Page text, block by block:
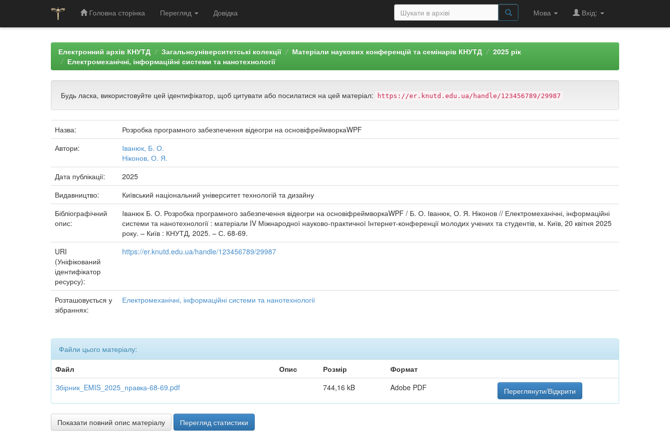
Головна сторінка Перегляд Довідка Мова Вхід:
Електронний архів КНУТД Загальноуніверситетські колекції Матеріали наукових конференцій та семінарів КНУТД
2025 рік
Електромеханічні, інформаційні системи та нанотехнології
Будь ласка, використовуйте цей ідентифікатор, щоб цитувати або посилатися на цей матеріал: https://er.knutd.edu.ua/handle/123456789/29987
Назва:
Розробка програмного забезпечення відеогри на основіфреймворкаWPF
Автори:
Іванюк, Б. О.
Ніконов, О. Я.
Дата публікації:
2025
Видавництво:
Київський національний університет технологій та дизайну
Бібліографічний
опис:
Іванюк Б. О. Розробка програмного забезпечення відеогри на основіфреймворкаWPF / Б. О. Іванюк, О. Я. Ніконов // Електромеханічні, інформаційні
системи та нанотехнології : матеріали IV Міжнародної науково-практичної Інтернет-конференції молодих учених та студентів, м. Київ, 20 квітня 2025
року. – Київ : КНУТД, 2025. – С. 68-69.
URI
(Уніфікований
ідентифікатор
ресурсу):
https://er.knutd.edu.ua/handle/123456789/29987
Розташовується у
зібраннях:
Електромеханічні, інформаційні системи та нанотехнології
Файли цього матеріалу:
Файл
Опис Розмір
Формат
Збірник_EMIS_2025_правка-68-69.pdf
744,16 kB Adobe PDF Переглянути/Відкрити
Показати повний опис матеріалу Перегляд статистики